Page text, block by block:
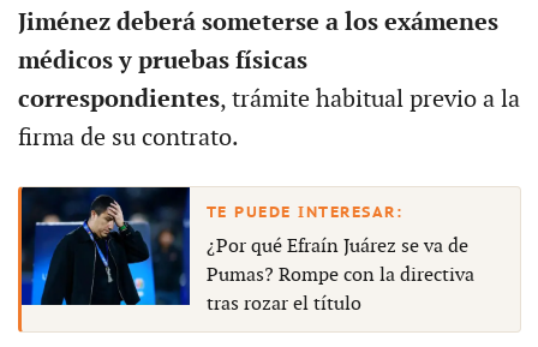
Jiménez deberá someterse a los exámenes
médicos y pruebas físicas
correspondientes, trámite habitual previo a la
firma de su contrato.
¿Por qué Efraín Juárez se va de
Pumas? Rompe con la directiva
tras rozar el título